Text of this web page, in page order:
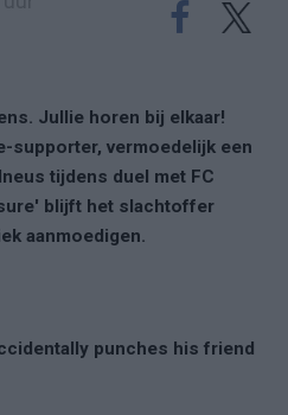
Jullie horen bij elkaar!
supporter, vermoedelijk een
tijdens duel met FC
blijft het slachtoffer
aanmoedigen.
punches his friend